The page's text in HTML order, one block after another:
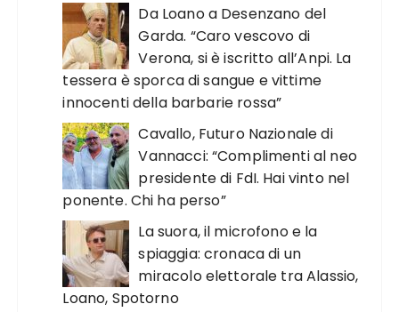
Da Loano a Desenzano del
Garda. “Caro vescovo di
Verona, si è iscritto all’Anpi. La
tessera è sporca di sangue e vittime
innocenti della barbarie rossa”
Cavallo, Futuro Nazionale di
Vannacci: “Complimenti al neo
presidente di FdI. Hai vinto nel
ponente. Chi ha perso”
La suora, il microfono e la
spiaggia: cronaca di un
miracolo elettorale tra Alassio,
Loano, Spotorno